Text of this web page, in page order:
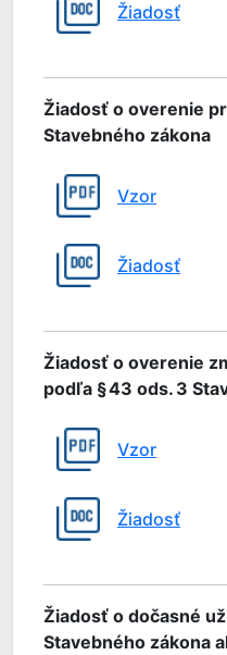
Žiadosť
Žiadosť o overenie
Stavebného zákona
Vzor
Žiadosť
Žiadosť o overenie
podľa § 43 ods. 3
Vzor
Žiadosť
Žiadosť o dočasné
Stavebného zákona